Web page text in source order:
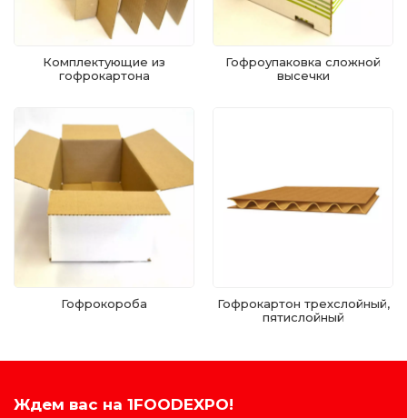
Комплектующие из
гофрокартона
Гофроупаковка сложной
высечки
Гофрокороба
Гофрокартон трехслойный,
пятислойный
Ждем вас на 1FOODEXPO!